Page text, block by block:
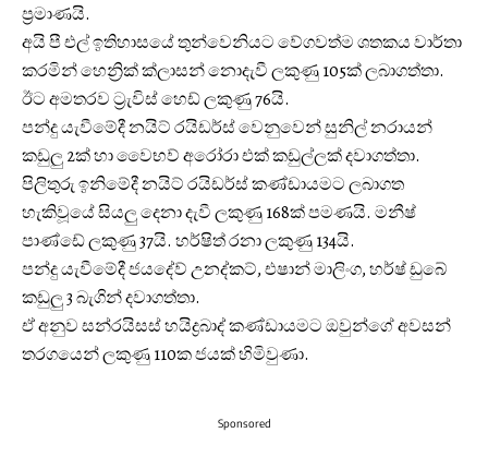
ප්‍රමාණයි.
අයි පී එල් ඉතිහාසයේ තුන්වෙනියට වේගවත්ම ශතකය වාර්තා
කරමින් හෙන්‍රික් ක්ලාසන් නොදැවී ලකුණු 105ක් ලබාගත්තා.
ඊට අමතරව ට්‍රැවිස් හෙඩ් ලකුණු 76යි.
පන්දු යැවීමේදී නයිට් රයිඩර්ස් වෙනුවෙන් සුනිල් නරායන්
කඩුලු 2ක් හා වෛභව් අරෝරා එක් කඩුල්ලක් දවාගත්තා.
පිලිතුරු ඉනිමේදී නයිට් රයිඩර්ස් කණ්ඩායමට ලබාගත
හැකිවූයේ සියලු දෙනා දැවී ලකුණු 168ක් පමණයි. මනීෂ්
පාණ්ඩේ ලකුණු 37යි. හර්ෂිත් රනා ලකුණු 134යි.
පන්දු යැවීමේදී ජයදේව් උනද්කට්, එෂාන් මාලිංග, හර්ෂ් ඩුබේ
කඩුලු 3 බැගින් දවාගත්තා.
ඒ අනුව සන්රයිසස් හයිද්‍රබාද් කණ්ඩායමට ඔවුන්ගේ අවසන්
තරගයෙන් ලකුණු 110ක ජයක් හිමිවුණා.
Sponsored